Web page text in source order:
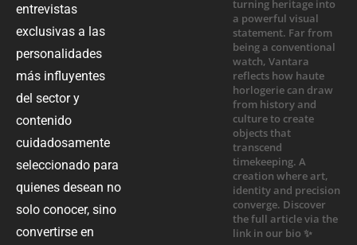
entrevistas
exclusivas a las
personalidades
más influyentes
del sector y
contenido
cuidadosamente
seleccionado para
quienes desean no
solo conocer, sino
convertirse en